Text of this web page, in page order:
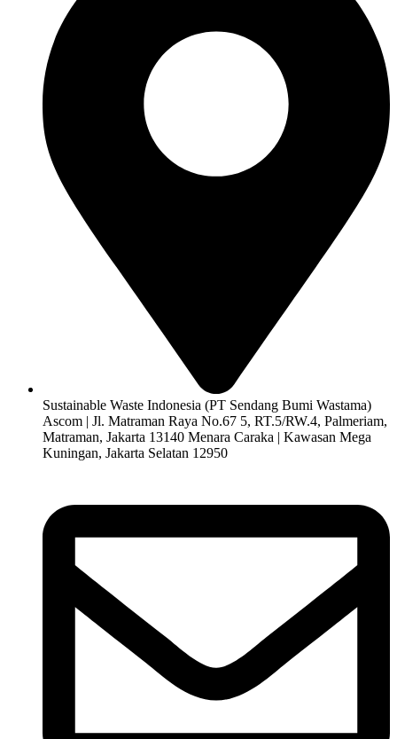
Sustainable Waste Indonesia (PT Sendang Bumi Wastama)
Ascom | Jl. Matraman Raya No.67 5, RT.5/RW.4, Palmeriam,
Matraman, Jakarta 13140 Menara Caraka | Kawasan Mega
Kuningan, Jakarta Selatan 12950